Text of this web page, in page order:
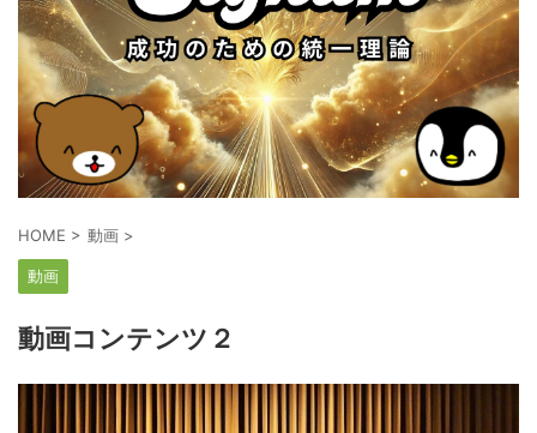
HOME > 動画 >
動画
動画コンテンツ２